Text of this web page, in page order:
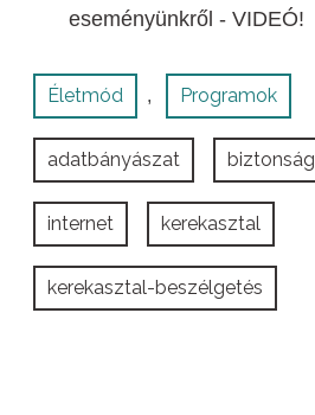
eseményünkről - VIDEÓ!
Életmód , Programok
adatbányászat biztonság
internet kerekasztal
kerekasztal-beszélgetés